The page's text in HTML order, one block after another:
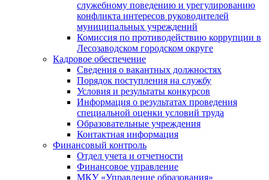
служебному поведению и урегулированию
конфликта интересов руководителей
муниципальных учреждений
Комиссия по противодействию коррупции в
Лесозаводском городском округе
Кадровое обеспечение
Сведения о вакантных должностях
Порядок поступления на службу
Условия и результаты конкурсов
Информация о результатах проведения
специальной оценки условий труда
Образовательные учреждения
Контактная информация
Финансовый контроль
Отдел учета и отчетности
Финансовое управление
МКУ «Управление образования»